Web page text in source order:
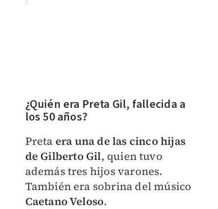
¿Quién era Preta Gil, fallecida a
los 50 años?
Preta era una de las cinco hijas
de Gilberto Gil, quien tuvo
además tres hijos varones.
También era sobrina del músico
Caetano Veloso.